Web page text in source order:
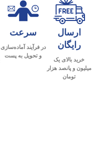
ارسال
رایگان
خرید بالای یک
میلیون و پانصد هزار
تومان
سرعت
در فرآیند آماده‌سازی
و تحویل به پست